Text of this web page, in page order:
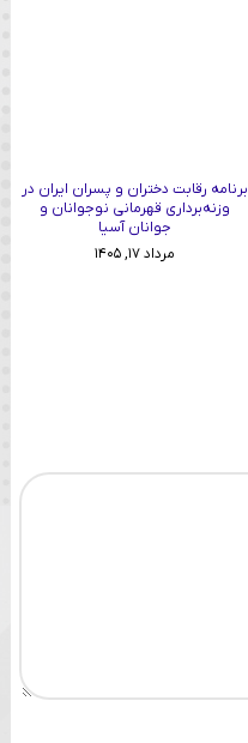
برنامه رقابت دختران و پسران ایران در
وزنه‌برداری قهرمانی نوجوانان و
جوانان آسیا
مرداد ۱۷, ۱۴۰۵